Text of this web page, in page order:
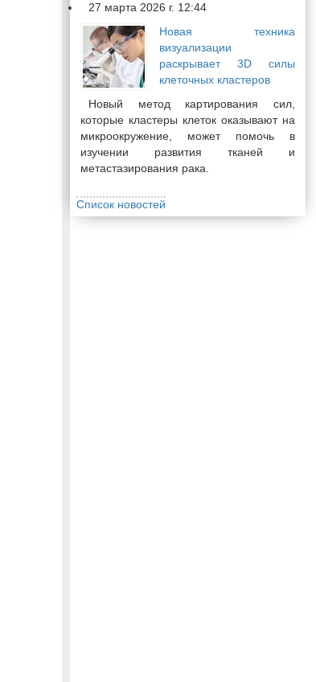
27 марта 2026 г. 12:44
Новая техника
визуализации
раскрывает 3D силы
клеточных кластеров
Новый метод картирования сил,
которые кластеры клеток оказывают на
микроокружение, может помочь в
изучении развития тканей и
метастазирования рака.
Список новостей